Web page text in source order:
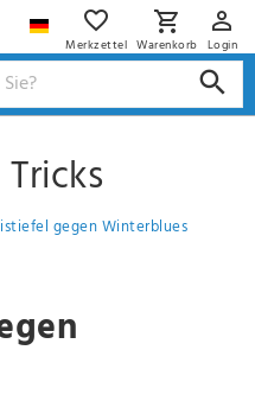
Merkzettel Warenkorb Login
gegen Winterblues